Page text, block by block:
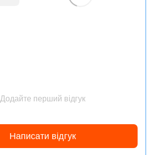
Додайте перший відгук
Написати відгук